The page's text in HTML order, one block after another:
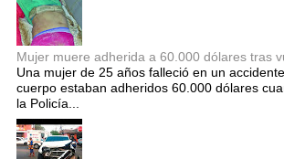
Mujer muere adherida a 60.000 dólares tras
Una mujer de 25 años falleció en un
cuerpo estaban adheridos 60.000 dólares
la Policía...